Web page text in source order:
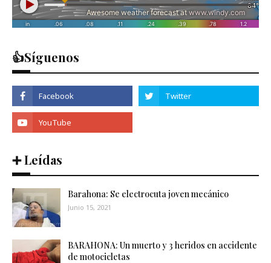
👍Síguenos
➕ Leídas
Barahona: Se electrocuta joven mecánico
Junio 15, 2021
BARAHONA: Un muerto y 3 heridos en accidente
de motocicletas